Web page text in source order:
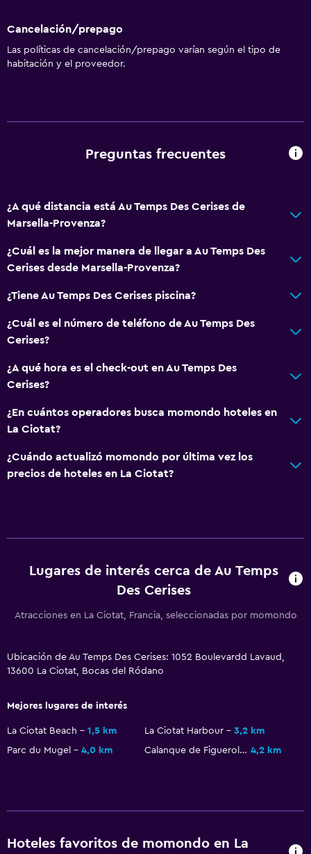
Cancelación/prepago
Las políticas de cancelación/prepago varían según el tipo de
habitación y el proveedor.
Preguntas frecuentes
¿A qué distancia está Au Temps Des Cerises de
Marsella-Provenza?
¿Cuál es la mejor manera de llegar a Au Temps Des
Cerises desde Marsella-Provenza?
¿Tiene Au Temps Des Cerises piscina?
¿Cuál es el número de teléfono de Au Temps Des
Cerises?
¿A qué hora es el check-out en Au Temps Des
Cerises?
¿En cuántos operadores busca momondo hoteles en
La Ciotat?
¿Cuándo actualizó momondo por última vez los
precios de hoteles en La Ciotat?
Lugares de interés cerca de Au Temps
Des Cerises
Atracciones en La Ciotat, Francia, seleccionadas por momondo
Ubicación de Au Temps Des Cerises: 1052 Boulevardd Lavaud,
13600 La Ciotat, Bocas del Ródano
Mejores lugares de interés
La Ciotat Beach 1,5 km La Ciotat Harbour
3,2 km
Parc du Mugel
4,0 km Calanque de Figuerolles 4,2 km
Hoteles favoritos de momondo en La